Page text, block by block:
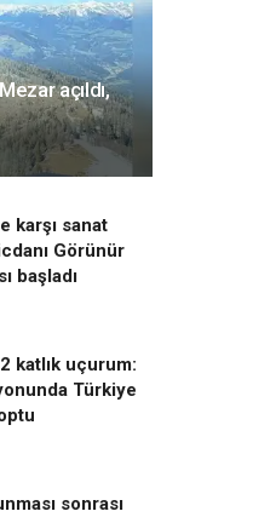
açıldı,
karşı sanat
Görünür
başladı
katlık uçurum:
Türkiye
sonrası